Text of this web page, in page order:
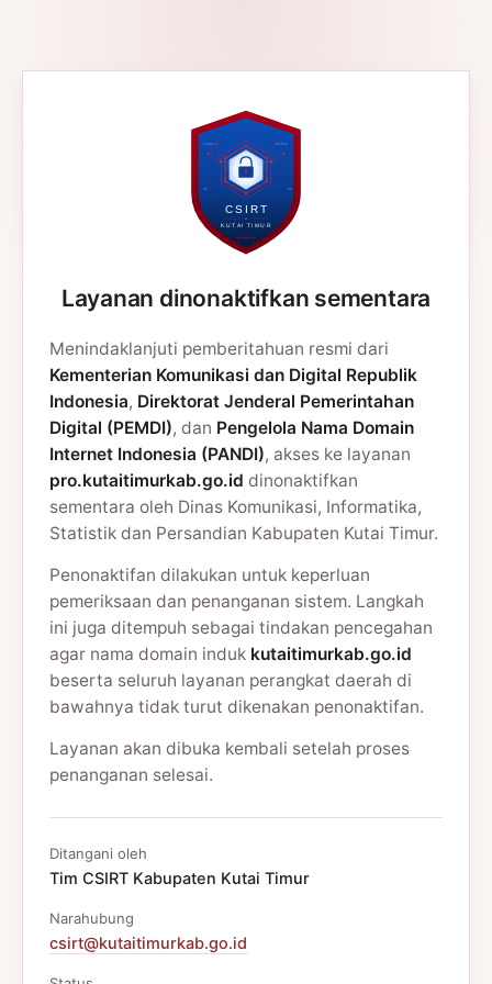
Layanan dinonaktifkan sementara
Menindaklanjuti pemberitahuan resmi dari
Kementerian Komunikasi dan Digital Republik
Indonesia, Direktorat Jenderal Pemerintahan
Digital (PEMDI), dan Pengelola Nama Domain
Internet Indonesia (PANDI), akses ke layanan
pro.kutaitimurkab.go.id dinonaktifkan
sementara oleh Dinas Komunikasi, Informatika,
Statistik dan Persandian Kabupaten Kutai Timur.
Penonaktifan dilakukan untuk keperluan
pemeriksaan dan penanganan sistem. Langkah
ini juga ditempuh sebagai tindakan pencegahan
agar nama domain induk kutaitimurkab.go.id
beserta seluruh layanan perangkat daerah di
bawahnya tidak turut dikenakan penonaktifan.
Layanan akan dibuka kembali setelah proses
penanganan selesai.
Ditangani oleh
Tim CSIRT Kabupaten Kutai Timur
Narahubung
csirt@kutaitimurkab.go.id